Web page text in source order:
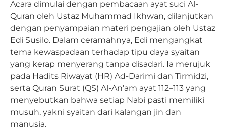
Acara dimulai dengan pembacaan ayat suci Al-
Quran oleh Ustaz Muhammad Ikhwan, dilanjutkan
dengan penyampaian materi pengajian oleh Ustaz
Edi Susilo. Dalam ceramahnya, Edi mengangkat
tema kewaspadaan terhadap tipu daya syaitan
yang kerap menyerang tanpa disadari. Ia merujuk
pada Hadits Riwayat (HR) Ad-Darimi dan Tirmidzi,
serta Quran Surat (QS) Al-An’am ayat 112–113 yang
menyebutkan bahwa setiap Nabi pasti memiliki
musuh, yakni syaitan dari kalangan jin dan
manusia.